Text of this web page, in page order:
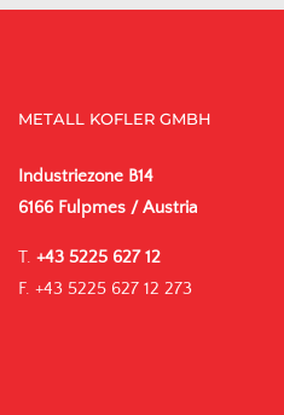
METALL KOFLER GMBH
Industriezone B14
6166 Fulpmes / Austria
T. +43 5225 627 12
F. +43 5225 627 12 273